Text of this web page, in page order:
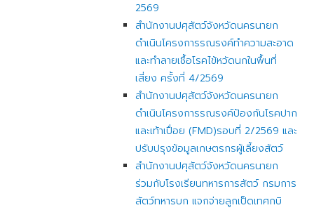
2569
สำนักงานปศุสัตว์จังหวัดนครนายก
ดำเนินโครงการรณรงค์ทำความสะอาด
และทำลายเชื้อโรคไข้หวัดนกในพื้นที่
เสี่ยง ครั้งที่ 4/2569
สำนักงานปศุสัตว์จังหวัดนครนายก
ดำเนินโครงการรณรงค์ป้องกันโรคปาก
และเท้าเปื่อย (FMD)รอบที่ 2/2569 และ
ปรับปรุงข้อมูลเกษตรกรผู้เลี้ยงสัตว์
สำนักงานปศุสัตว์จังหวัดนครนายก
ร่วมกับโรงเรียนทหารการสัตว์ กรมการ
สัตว์ทหารบก แจกจ่ายลูกเป็ดเทศกบิ